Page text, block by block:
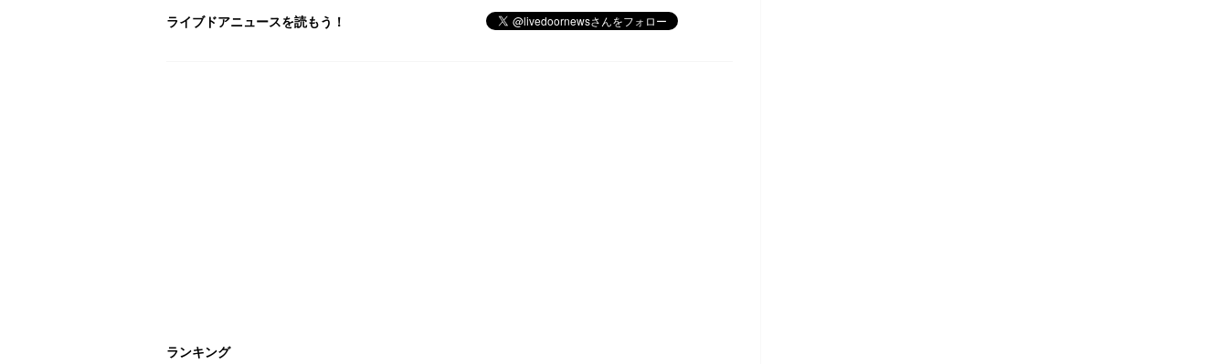
ライブドアニュースを読もう！
ランキング